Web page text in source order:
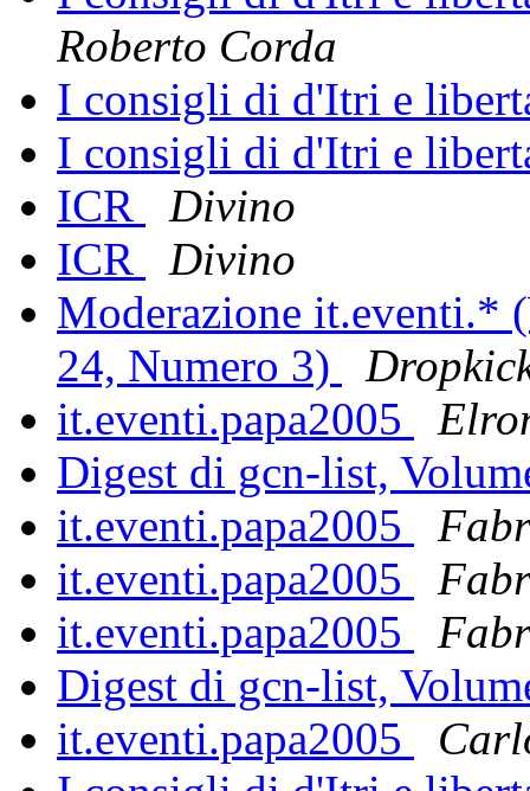
Roberto Corda
I consigli di d'Itri e
I consigli di d'Itri e
ICR
Divino
ICR
Divino
Moderazione it.eventi.*
24, Numero 3)
it.eventi.papa2005
Digest di gcn-list,
it.eventi.papa2005
it.eventi.papa2005
it.eventi.papa2005
Digest di gcn-list,
it.eventi.papa2005